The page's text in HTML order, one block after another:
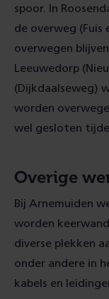
spoor. In
de overweg (Fuis
overwegen
Leeuwedorp
(Dijkdaalseweg)
worden
wel gesloten
Overige
Bij Arnemuiden
worden
diverse plekken
onder andere in
kabels en